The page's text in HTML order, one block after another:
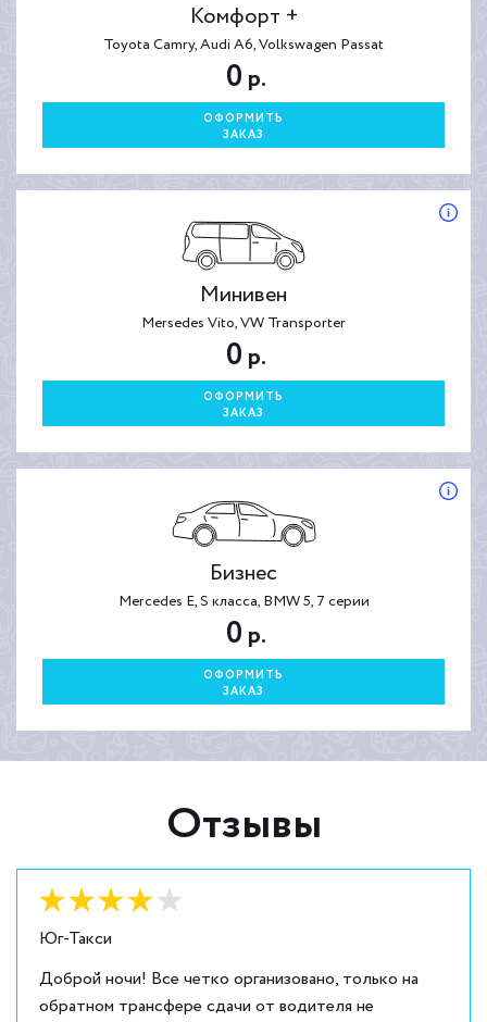
Комфорт +
Toyota Camry, Audi A6, Volkswagen Passat
0 р.
ОФОРМИТЬ
ЗАКАЗ
Минивен
Mersedes Vito, VW Transporter
0 р.
ОФОРМИТЬ
ЗАКАЗ
Бизнес
Mercedes E, S класса, BMW 5, 7 серии
0 р.
ОФОРМИТЬ
ЗАКАЗ
Отзывы
Юг-Такси
Оценка: 4
Доброй ночи! Все четко организовано, только на
обратном трансфере сдачи от водителя не